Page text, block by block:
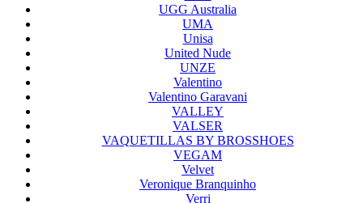
UGG Australia
UMA
Unisa
United Nude
UNZE
Valentino
Valentino Garavani
VALLEY
VALSER
VAQUETILLAS BY BROSSHOES
VEGAM
Velvet
Veronique Branquinho
Verri